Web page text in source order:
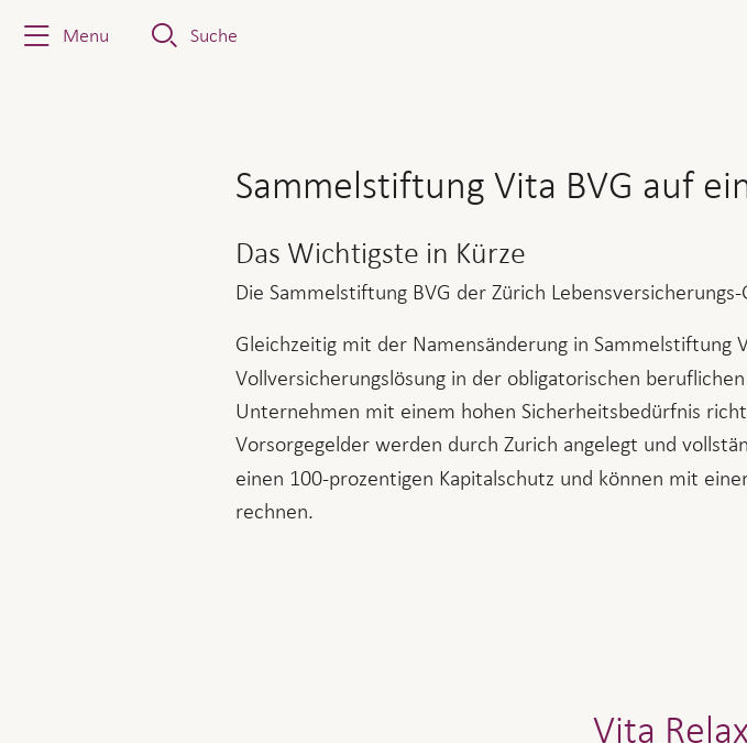
Menu Suche
Sammelstiftung Vita BVG auf
Das Wichtigste in Kürze
Die Sammelstiftung BVG der Zürich
Gleichzeitig mit der Namensänderung in Sammelstiftung
Vollversicherungslösung in der obligatorischen
Unternehmen mit einem hohen Sicherheitsbedürfnis
Vorsorgegelder werden durch Zurich angelegt und
einen 100-prozentigen Kapitalschutz und können mit
rechnen.
Vita